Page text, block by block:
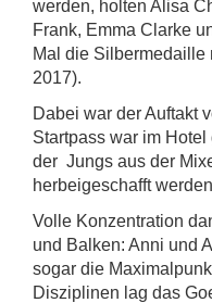
werden, holten Alisa
Frank, Emma Clarke
Mal die Silbermedaille
2017).
Dabei war der Auftakt
Startpass war im
der Jungs aus der
herbeigeschafft
Volle Konzentration
und Balken: Anni und
sogar die
Disziplinen lag das